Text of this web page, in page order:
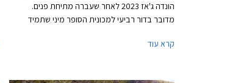
הונדה ג'אז 2023 לאחר שעברה מתיחת פנים.
מדובר בדור רביעי למכונית הסופר מיני שתמיד
מיקרוואן, וזה בולט עוד יותר בדור הנוכחי שנותר
קרא עוד